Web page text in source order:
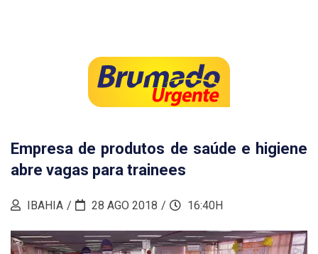
Empresa de produtos de saúde e higiene
abre vagas para trainees
IBAHIA 28 AGO 2018 16:40H